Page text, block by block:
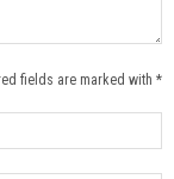
fields are marked with *